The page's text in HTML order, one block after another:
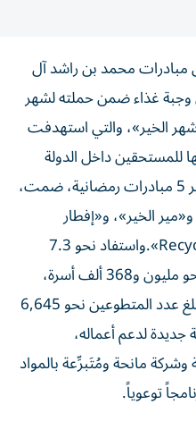
مبادرات محمد بن راشد آل
توزيع 8.2 مليون وجبة غذاء ضمن حملته لشهر
الخير»، والتي استهدفت
للمستحقين داخل الدولة
وخارجها خلال الشهر الفضيل، عبر 5 مبادرات رمضانية، ضمت،
الخير»، و«إفطار
زعبيل»، إلى جانب «Recycle، Relife».واستفاد نحو 7.3
مليون فرد من الوجبات، بينهم نحو مليون و368 ألف أسرة،
وأكثر من 500 ألف عامل، فيما بلغ عدد المتطوعين نحو 6,645
أبرم البنك 12 شراكة جديدة لدعم أعماله،
من 215 مؤسسة وشركة مانحة ومُتَبرِّعة بالمواد